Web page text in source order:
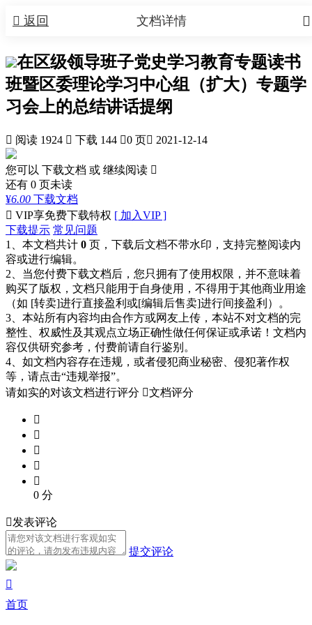
 返回 
文档详情
在区级领导班子党史学习教育专题读书
班暨区委理论学习中心组（扩大）专题学
习会上的总结讲话提纲
 阅读 1924  下载 144 0 页 2021-12-14
您可以 下载文档 或 继续阅读 
还有 0 页未读
¥6.00 下载文档
 VIP享免费下载特权 [ 加入VIP ]
下载提示 常见问题
1、本文档共计 0 页，下载后文档不带水印，支持完整阅读内
容或进行编辑。
2、当您付费下载文档后，您只拥有了使用权限，并不意味着
购买了版权，文档只能用于自身使用，不得用于其他商业用途
（如 [转卖]进行直接盈利或[编辑后售卖]进行间接盈利）。
3、本站所有内容均由合作方或网友上传，本站不对文档的完
整性、权威性及其观点立场正确性做任何保证或承诺！文档内
容仅供研究参考，付费前请自行鉴别。
4、如文档内容存在违规，或者侵犯商业秘密、侵犯著作权
等，请点击“违规举报”。
请如实的对该文档进行评分 文档评分





0 分
发表评论
提交评论

首页